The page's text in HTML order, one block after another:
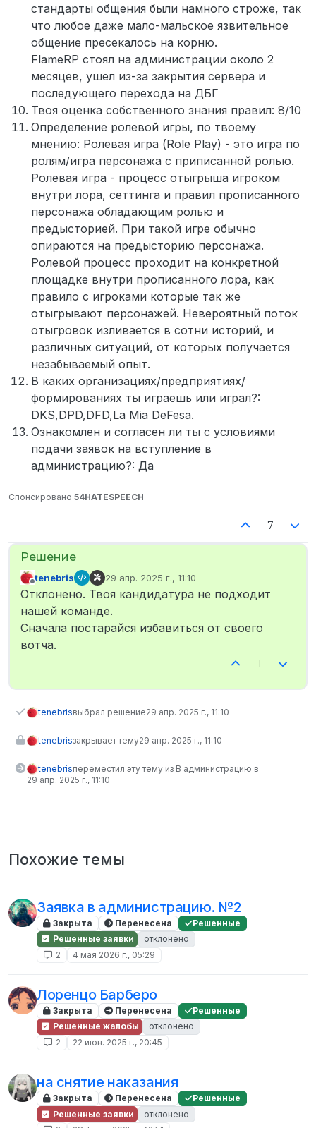
стандарты общения были намного строже, так
что любое даже мало-мальское язвительное
общение пресекалось на корню.
FlameRP стоял на администрации около 2
месяцев, ушел из-за закрытия сервера и
последующего перехода на ДБГ
Твоя оценка собственного знания правил: 8/10
Определение ролевой игры, по твоему
мнению: Ролевая игра (Role Play) - это игра по
ролям/игра персонажа с приписанной ролью.
Ролевая игра - процесс отыгрыша игроком
внутри лора, сеттинга и правил прописанного
персонажа обладающим ролью и
предысторией. При такой игре обычно
опираются на предысторию персонажа.
Ролевой процесс проходит на конкретной
площадке внутри прописанного лора, как
правило с игроками которые так же
отыгрывают персонажей. Невероятный поток
отыгровок изливается в сотни историй, и
различных ситуаций, от которых получается
незабываемый опыт.
В каких организациях/предприятиях/
формированиях ты играешь или играл?:
DKS,DPD,DFD,La Mia DeFesa.
Ознакомлен и согласен ли ты с условиями
подачи заявок на вступление в
администрацию?: Да
Спонсировано 54HATESPEECH
7
Не в сети
tenebris 29 апр. 2025 г., 11:10
отредактировано
Отклонено. Твоя кандидатура не подходит
нашей команде.
Сначала постарайся избавиться от своего
вотча.
1
tenebrisвыбрал решение29 апр. 2025 г., 11:10
tenebrisзакрывает тему29 апр. 2025 г., 11:10
tenebrisпереместил эту тему из В администрацию в
29 апр. 2025 г., 11:10
Похожие темы
Заявка в администрацию. №2
Закрыта Перенесена
Решенные
Решенные заявки
отклонено
2
4 мая 2026 г., 05:29
Лоренцо Барберо
Закрыта Перенесена
Решенные
Решенные жалобы
отклонено
2
22 июн. 2025 г., 20:45
на снятие наказания
Закрыта Перенесена
Решенные
Решенные заявки
отклонено